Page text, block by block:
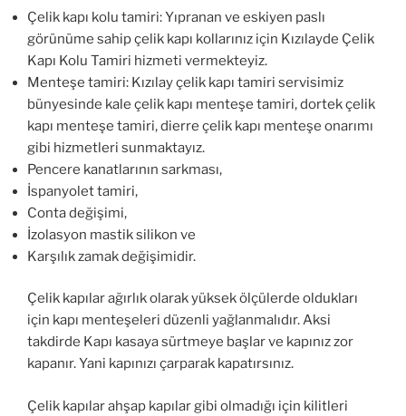
Çelik kapı kolu tamiri: Yıpranan ve eskiyen paslı
görünüme sahip çelik kapı kollarınız için Kızılayde Çelik
Kapı Kolu Tamiri hizmeti vermekteyiz.
Menteşe tamiri: Kızılay çelik kapı tamiri servisimiz
bünyesinde kale çelik kapı menteşe tamiri, dortek çelik
kapı menteşe tamiri, dierre çelik kapı menteşe onarımı
gibi hizmetleri sunmaktayız.
Pencere kanatlarının sarkması,
İspanyolet tamiri,
Conta değişimi,
İzolasyon mastik silikon ve
Karşılık zamak değişimidir.
Çelik kapılar ağırlık olarak yüksek ölçülerde oldukları
için kapı menteşeleri düzenli yağlanmalıdır. Aksi
takdirde Kapı kasaya sürtmeye başlar ve kapınız zor
kapanır. Yani kapınızı çarparak kapatırsınız.
Çelik kapılar ahşap kapılar gibi olmadığı için kilitleri